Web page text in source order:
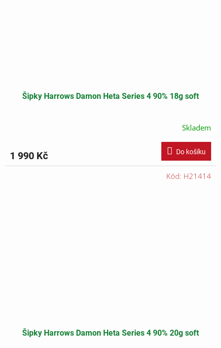
Šipky Harrows Damon Heta Series 4 90% 18g soft
Skladem
1 990 Kč Do košíku
Šipky Harrows Damon Heta Series 4 90% 20g soft
Kód: H21414